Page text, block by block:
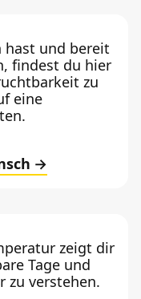
hast und bereit
findest du hier
zu
eine
zeigt dir
Tage und
zu verstehen.